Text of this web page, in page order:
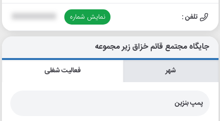
تلفن : نمایش شماره
جایگاه مجتمع قائم خزاق زیر مجموعه
شهر فعالیت شغلی
پمپ بنزین